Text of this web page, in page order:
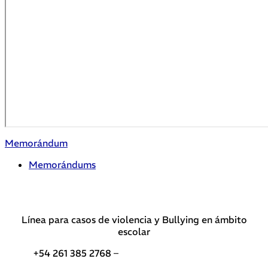
Memorándum
Memorándums
Línea para casos de violencia y Bullying en ámbito
escolar
+54 261 385 2768 –